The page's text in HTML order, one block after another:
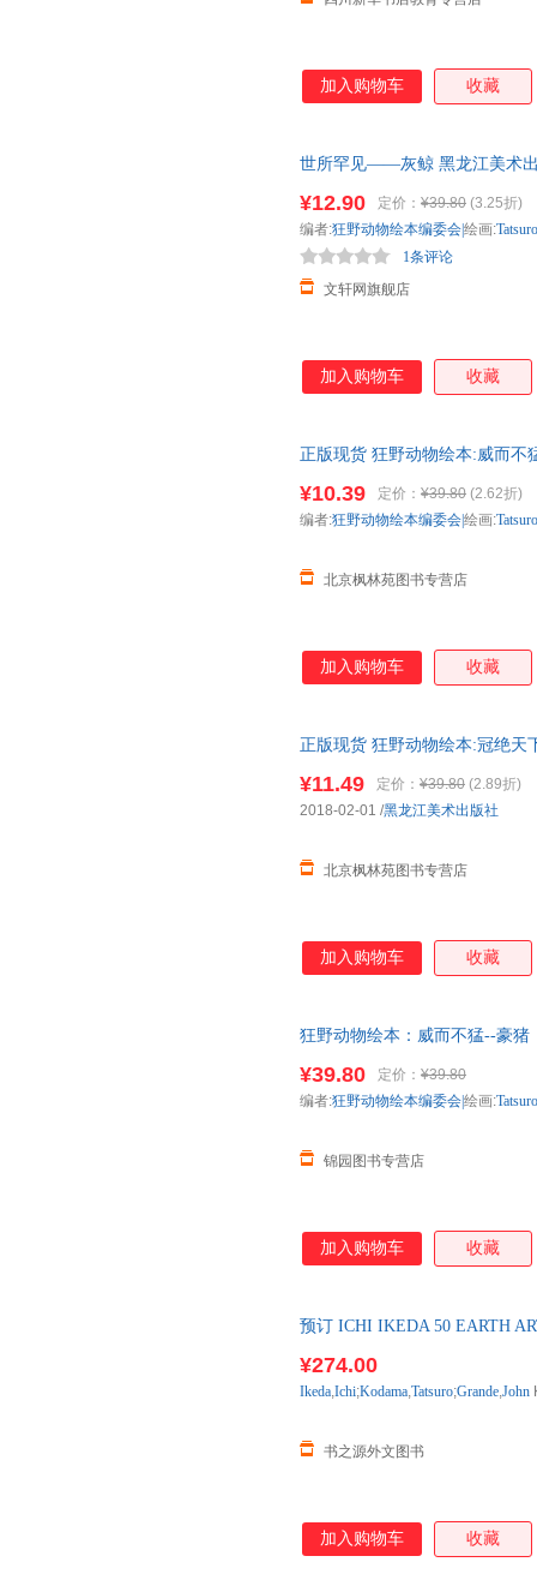
加入购物车 收藏
世所罕见——灰鲸 黑龙江美术
¥12.90 定价： ¥39.80 (3.25折)
文轩网旗舰店
1条评论
编者:狂野动物绘本编委会|绘画:Tatsuro
加入购物车 收藏
正版现货 狂野动物绘本:威而不
¥10.39 定价： ¥39.80 (2.62折)
北京枫林苑图书专营店
编者:狂野动物绘本编委会|绘画:Tatsuro
加入购物车 收藏
正版现货 狂野动物绘本:冠绝天
¥11.49 定价： ¥39.80 (2.89折)
北京枫林苑图书专营店
2018-02-01 /黑龙江美术出版社
加入购物车 收藏
狂野动物绘本：威而不猛--豪
¥39.80 定价： ¥39.80
锦园图书专营店
编者:狂野动物绘本编委会|绘画:Tatsuro
加入购物车 收藏
预订 ICHI IKEDA 50 EARTH
¥274.00
书之源外文图书
Ikeda,Ichi;Kodama,Tatsuro;Grande,John
加入购物车 收藏